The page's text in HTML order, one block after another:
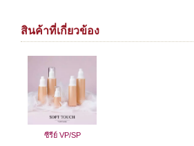
สินค้าที่เกี่ยวข้อง
ซีรีย์ VP/SP